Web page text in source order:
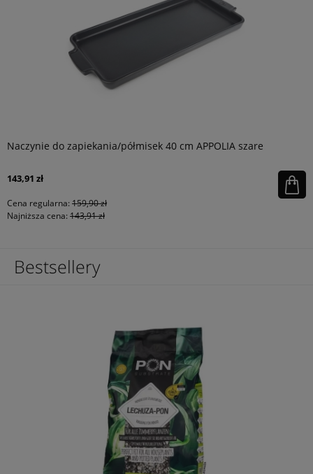
Naczynie do zapiekania/półmisek 40 cm APPOLIA szare
143,91 zł
Cena regularna: 159,90 zł
Najniższa cena: 143,91 zł
Bestsellery